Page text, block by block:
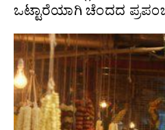
ಒಟ್ಟಾರೆಯಾಗಿ ಚೆಂದದ ಪ್ರಪಂಚ